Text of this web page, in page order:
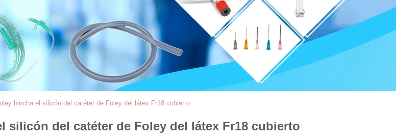
hincha el silicón del catéter de Foley del látex Fr18 cubierto
silicón del catéter de Foley del látex Fr18 cubierto